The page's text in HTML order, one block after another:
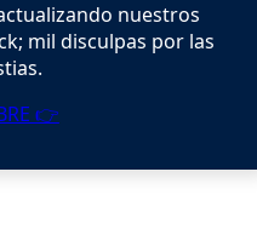
nuestros
mil disculpas por las
👉